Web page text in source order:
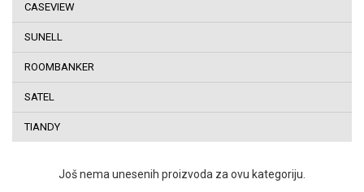
adresu
Sigurnost
plaćanja
CASEVIEW
SUNELL
ROOMBANKER
SATEL
TIANDY
Još nema unesenih proizvoda za ovu kategoriju.